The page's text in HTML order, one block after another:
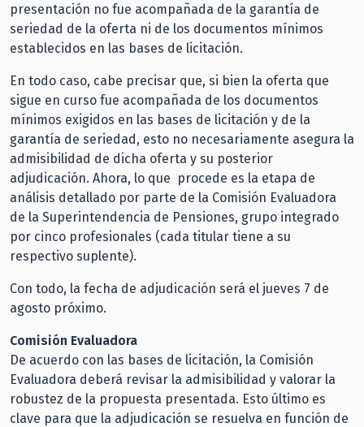
presentación no fue acompañada de la garantía de
seriedad de la oferta ni de los documentos mínimos
establecidos en las bases de licitación.
En todo caso, cabe precisar que, si bien la oferta que
sigue en curso fue acompañada de los documentos
mínimos exigidos en las bases de licitación y de la
garantía de seriedad, esto no necesariamente asegura la
admisibilidad de dicha oferta y su posterior
adjudicación. Ahora, lo que procede es la etapa de
análisis detallado por parte de la Comisión Evaluadora
de la Superintendencia de Pensiones, grupo integrado
por cinco profesionales (cada titular tiene a su
respectivo suplente).
Con todo, la fecha de adjudicación será el jueves 7 de
agosto próximo.
Comisión Evaluadora
De acuerdo con las bases de licitación, la Comisión
Evaluadora deberá revisar la admisibilidad y valorar la
robustez de la propuesta presentada. Esto último es
clave para que la adjudicación se resuelva en función de